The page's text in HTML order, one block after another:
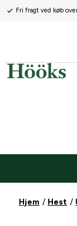
Fri fragt ved køb
Hjem Hest